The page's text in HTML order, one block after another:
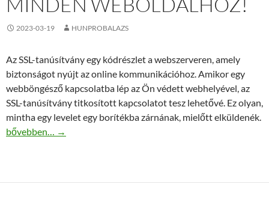
2023-03-19 HUNPROBALAZS
Az SSL-tanúsítvány egy kódrészlet a webszerveren, amely
biztonságot nyújt az online kommunikációhoz. Amikor egy
webböngésző kapcsolatba lép az Ön védett webhelyével, az
SSL-tanúsítvány titkosított kapcsolatot tesz lehetővé. Ez olyan,
mintha egy levelet egy borítékba zárnának, mielőtt elküldenék.
SSL tanúsítványok minden weboldalhoz!
bővebben… →